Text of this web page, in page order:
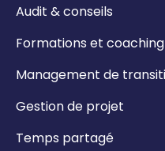
Audit & conseils
Formations et coaching
Management de
Gestion de projet
Temps partagé